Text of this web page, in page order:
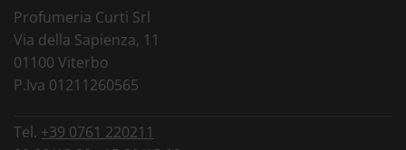
Profumeria Curti Srl
Via della Sapienza, 11
01100 Viterbo
P.Iva 01211260565
Tel. +39 0761 220211